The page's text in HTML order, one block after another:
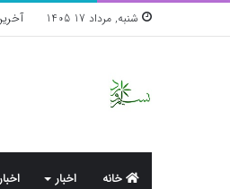
شنبه, مرداد 17 1405
خانه اخبار